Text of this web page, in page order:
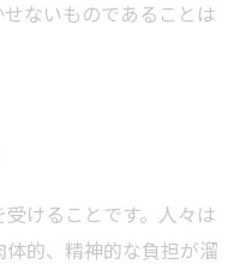
ないものであることは
けることです。人々は
的、精神的な負担が溜